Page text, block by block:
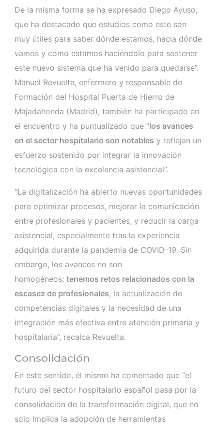
De la misma forma se ha expresado Diego Ayuso,
que ha destacado que estudios como este son
muy útiles para saber dónde estamos, hacia dónde
vamos y cómo estamos haciéndolo para sostener
este nuevo sistema que ha venido para quedarse”.
Manuel Revuelta, enfermero y responsable de
Formación del Hospital Puerta de Hierro de
Majadahonda (Madrid), también ha participado en
el encuentro y ha puntualizado que “los avances
en el sector hospitalario son notables y reflejan un
esfuerzo sostenido por integrar la innovación
tecnológica con la excelencia asistencial”.
“La digitalización ha abierto nuevas oportunidades
para optimizar procesos, mejorar la comunicación
entre profesionales y pacientes, y reducir la carga
asistencial, especialmente tras la experiencia
adquirida durante la pandemia de COVID-19. Sin
embargo, los avances no son
homogéneos; tenemos retos relacionados con la
escasez de profesionales, la actualización de
competencias digitales y la necesidad de una
integración más efectiva entre atención primaria y
hospitalaria”, recalca Revuelta.
Consolidación
En este sentido, él mismo ha comentado que “el
futuro del sector hospitalario español pasa por la
consolidación de la transformación digital, que no
solo implica la adopción de herramientas